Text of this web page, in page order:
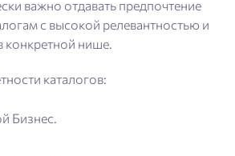
важно отдавать предпочтение
с высокой релевантностью и
конкретной нише.
каталогов:
Бизнес.